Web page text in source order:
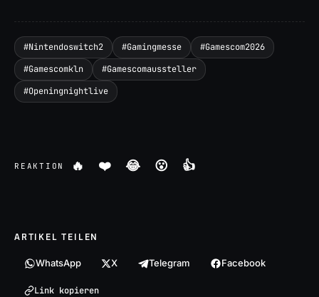
#Nintendoswitch2 #Gamingmesse #Gamescom2026
#Gamescomkln #Gamescomaussteller
#Openingnightlive
REAKTION 🔥 ❤️ 😂 😮 👍
ARTIKEL TEILEN
WhatsApp X Telegram Facebook
Link kopieren